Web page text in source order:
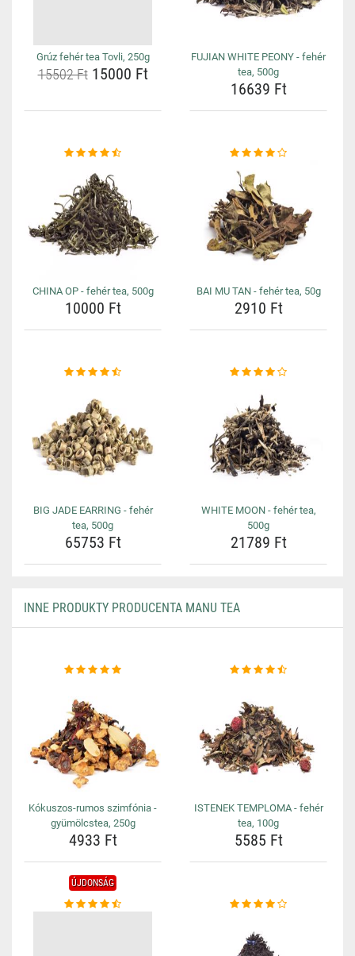
Grúz fehér tea Tovli, 250g
15502 Ft15000 Ft
FUJIAN WHITE PEONY - fehér
tea, 500g
16639 Ft
CHINA OP - fehér tea, 500g
10000 Ft
BAI MU TAN - fehér tea, 50g
2910 Ft
BIG JADE EARRING - fehér
tea, 500g
65753 Ft
WHITE MOON - fehér tea,
500g
21789 Ft
INNE PRODUKTY PRODUCENTA MANU TEA
Kókuszos-rumos szimfónia -
gyümölcstea, 250g
4933 Ft
ISTENEK TEMPLOMA - fehér
tea, 100g
5585 Ft
ÚJDONSÁG